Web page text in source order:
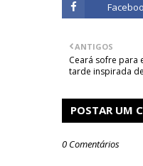
ANTIGOS
Ceará sofre para
tarde inspirada
POSTAR UM
0 Comentários